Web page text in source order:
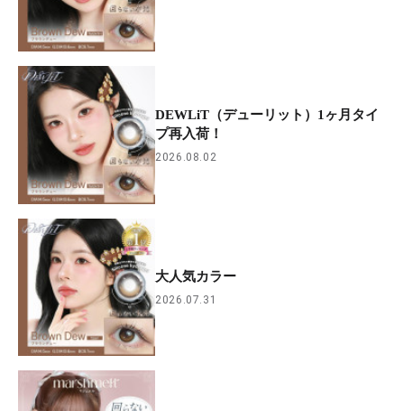
DEWLiT（デューリット）1ヶ月タイ
プ再入荷！
2026.08.02
大人気カラー
2026.07.31